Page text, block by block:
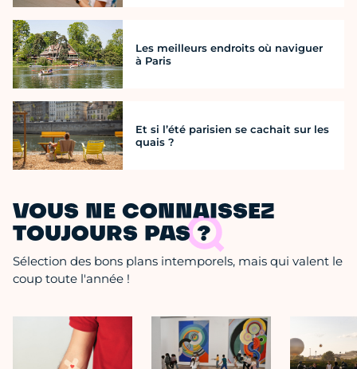
Les meilleurs endroits où naviguer
à Paris
Et si l’été parisien se cachait sur les
quais ?
VOUS NE CONNAISSEZ
TOUJOURS PAS ?
Sélection des bons plans intemporels, mais qui valent le
coup toute l'année !